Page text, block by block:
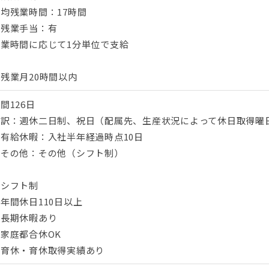
残業時間：17時間
業手当：有
時間に応じて1分単位で支給
業月20時間以内
126日
：週休二日制、祝日（配属先、生産状況によって休日取得曜
給休暇：入社半年経過時点10日
の他：その他（シフト制）
フト制
間休日110日以上
期休暇あり
庭都合休OK
休・育休取得実績あり